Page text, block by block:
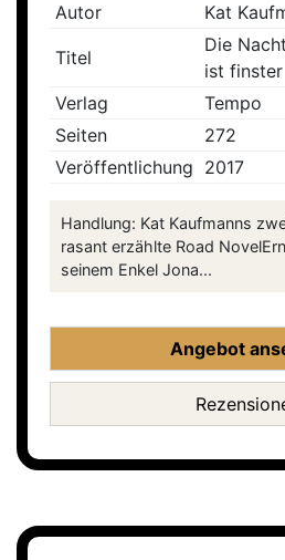
Autor
Kat
Titel
Die
ist finster
Verlag
Tempo
Seiten
272
Veröffentlichung 2017
Handlung: Kat Kaufmanns
rasant erzählte Road
seinem Enkel Jona...
Angebot